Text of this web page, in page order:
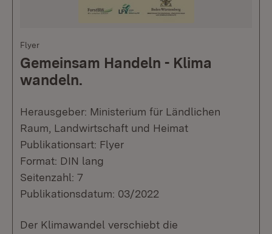
Flyer
Gemeinsam Handeln - Klima
wandeln.
Herausgeber: Ministerium für Ländlichen
Raum, Landwirtschaft und Heimat
Publikationsart: Flyer
Format: DIN lang
Seitenzahl: 7
Publikationsdatum: 03/2022
Der Klimawandel verschiebt die